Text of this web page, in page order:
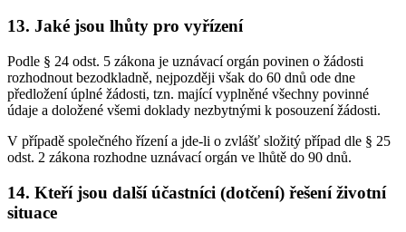
13. Jaké jsou lhůty pro vyřízení
Podle § 24 odst. 5 zákona je uznávací orgán povinen o žádosti
rozhodnout bezodkladně, nejpozději však do 60 dnů ode dne
předložení úplné žádosti, tzn. mající vyplněné všechny povinné
údaje a doložené všemi doklady nezbytnými k posouzení žádosti.
V případě společného řízení a jde-li o zvlášť složitý případ dle § 25
odst. 2 zákona rozhodne uznávací orgán ve lhůtě do 90 dnů.
14. Kteří jsou další účastníci (dotčení) řešení životní
situace